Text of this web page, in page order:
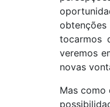
tocarmos
veremos
novas
Mas como